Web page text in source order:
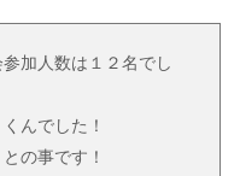
加人数は１２名でし
んでした！
の事です！